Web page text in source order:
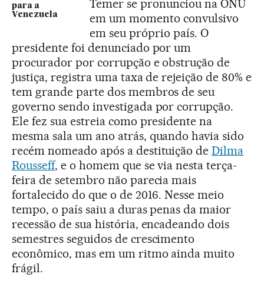
para a
Venezuela
Temer se pronunciou na ONU
em um momento convulsivo
em seu próprio país. O
presidente foi denunciado por um
procurador por corrupção e obstrução de
justiça, registra uma taxa de rejeição de 80% e
tem grande parte dos membros de seu
governo sendo investigada por corrupção.
Ele fez sua estreia como presidente na
mesma sala um ano atrás, quando havia sido
recém nomeado após a destituição deDilma
Rousseff, e o homem que se via nesta terça-
feira de setembro não parecia mais
fortalecido do que o de 2016. Nesse meio
tempo, o país saiu a duras penas da maior
recessão de sua história, encadeando dois
semestres seguidos de crescimento
econômico, mas em um ritmo ainda muito
frágil.